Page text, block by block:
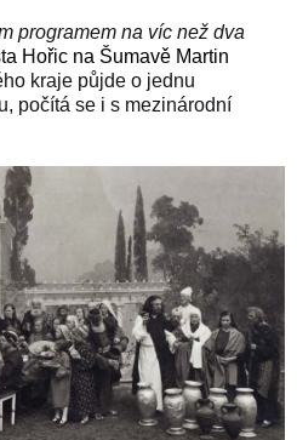
programem na víc než dva
Hořic na Šumavě Martin
kraje půjde o jednu
počítá se i s mezinárodní